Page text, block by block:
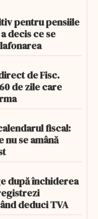
pentru pensiile
decis ce se
de Fisc.
de zile care
fiscal:
se amână
după închiderea
deduci TVA